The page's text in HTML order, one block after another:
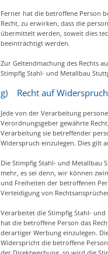
Ferner hat die betroffene Person
Recht, zu erwirken, dass die
übermittelt werden, soweit dies
beeinträchtigt werden.
Zur Geltendmachung des Rechts
Stimpfig Stahl- und Metallbau
g) Recht auf Widerspruch
Jede von der Verarbeitung
Verordnungsgeber gewährte
Verarbeitung sie betreffender
Widerspruch einzulegen. Dies gilt
Die Stimpfig Stahl- und Metallbau
mehr, es sei denn, wir können
und Freiheiten der betroffenen
Verteidigung von
Verarbeitet die Stimpfig Stahl-
hat die betroffene Person das
derartiger Werbung einzulegen.
Widerspricht die betroffene